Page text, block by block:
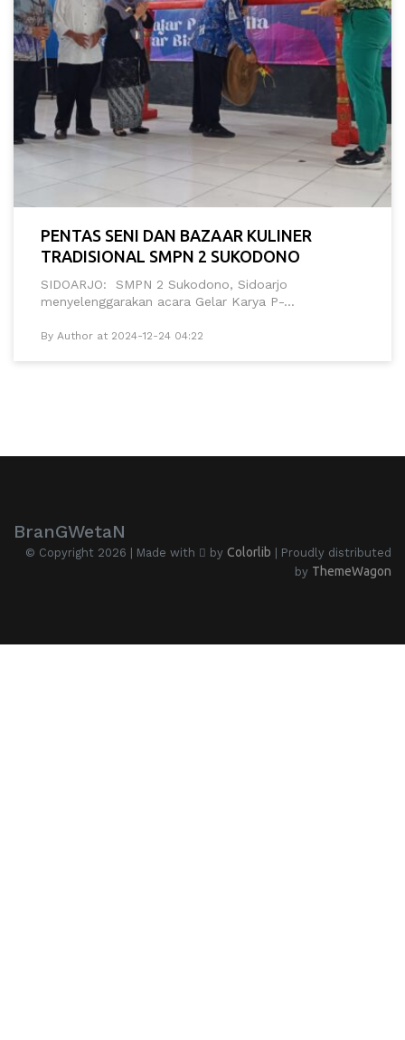
PENTAS SENI DAN BAZAAR KULINER
TRADISIONAL SMPN 2 SUKODONO
SIDOARJO: SMPN 2 Sukodono, Sidoarjo
menyelenggarakan acara Gelar Karya P-...
By Author at 2024-12-24 04:22
BranGWetaN
© Copyright 2026 | Made with by Colorlib | Proudly distributed
by ThemeWagon